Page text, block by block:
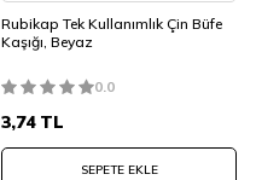
Rubikap Tek Kullanımlık Çin Büfe
Kaşığı, Beyaz
0.0
3,74TL
SEPETE EKLE